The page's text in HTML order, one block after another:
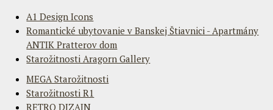
A1 Design Icons
Romantické ubytovanie v Banskej Štiavnici - Apartmány
ANTIK Pratterov dom
Starožitnosti Aragorn Gallery
MEGA Starožitnosti
Starožitnosti R1
RETRO DIZAJN